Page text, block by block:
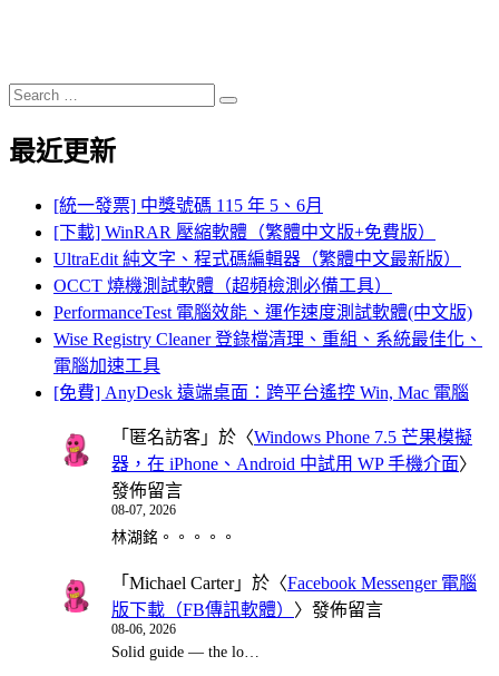
Search
for:
Search
最近更新
[統一發票] 中獎號碼 115 年 5、6月
[下載] WinRAR 壓縮軟體（繁體中文版+免費版）
UltraEdit 純文字、程式碼編輯器（繁體中文最新版）
OCCT 燒機測試軟體（超頻檢測必備工具）
PerformanceTest 電腦效能、運作速度測試軟體(中文版)
Wise Registry Cleaner 登錄檔清理、重組、系統最佳化、
電腦加速工具
[免費] AnyDesk 遠端桌面：跨平台遙控 Win, Mac 電腦
「 匿名訪客 」於〈Windows Phone 7.5 芒果模擬
器，在 iPhone、Android 中試用 WP 手機介面〉
發佈留言
08-07, 2026
林湖銘。。。。。
「 Michael Carter」於〈Facebook Messenger 電腦
版下載（FB傳訊軟體） 〉發佈留言
08-06, 2026
Solid guide — the lo…